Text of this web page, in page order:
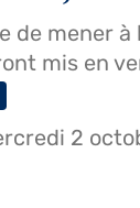
de mener à
mis en
2